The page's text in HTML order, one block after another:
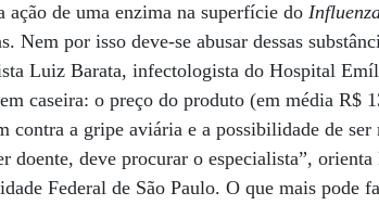
ação de uma enzima na superfície do
Nem por isso deve-se abusar dessas
Luiz Barata, infectologista do Hospital
caseira: o preço do produto (em média R$
contra a gripe aviária e a possibilidade de ser
doente, deve procurar o especialista”,
Federal de São Paulo. O que mais pode